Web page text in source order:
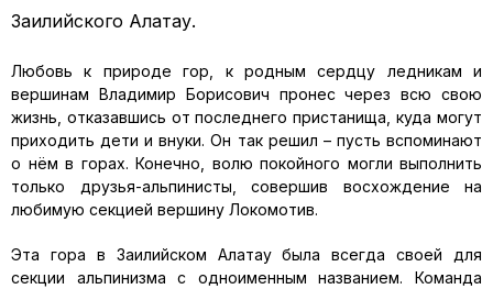
Заилийского Алатау.
Любовь к природе гор, к родным сердцу ледникам и
вершинам Владимир Борисович пронес через всю свою
жизнь, отказавшись от последнего пристанища, куда могут
приходить дети и внуки. Он так решил – пусть вспоминают
о нём в горах. Конечно, волю покойного могли выполнить
только друзья-альпинисты, совершив восхождение на
любимую секцией вершину Локомотив.
Эта гора в Заилийском Алатау была всегда своей для
секции альпинизма с одноименным названием. Команда